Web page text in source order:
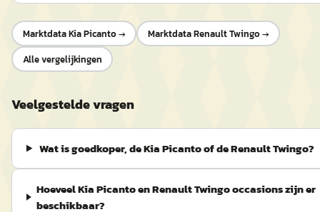
MarktdataKia Picanto→ MarktdataRenault Twingo→
Alle vergelijkingen
Veelgestelde vragen
Wat is goedkoper, de Kia Picanto of de Renault Twingo?
Hoeveel Kia Picanto en Renault Twingo occasions zijn er
beschikbaar?